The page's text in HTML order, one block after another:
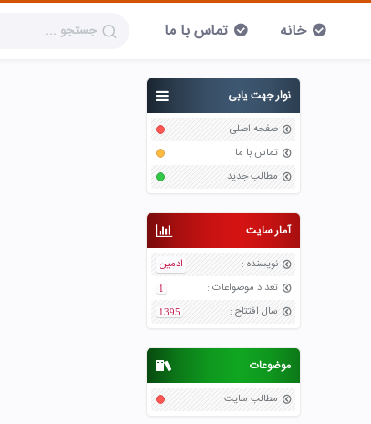
خانه تماس با ما
نوار جهت یابی
صفحه اصلی
تماس با ما
مطالب جدید
آمار سایت
نویسنده :
ادمین
تعداد موضواعات :
1
سال افتتاح :
1395
موضوعات
مطالب سایت